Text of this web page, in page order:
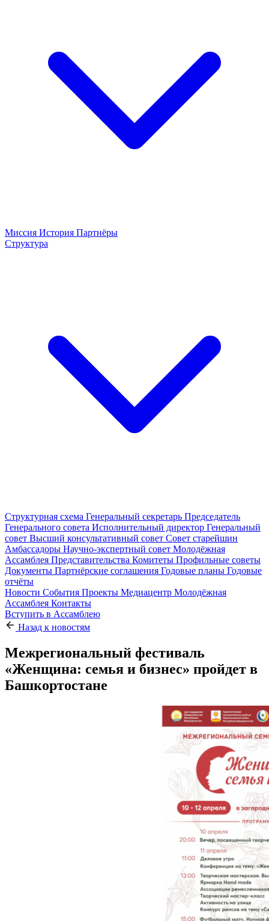
Миссия История Партнёры
Структура
Структурная схема Генеральный секретарь Председатель
Генерального совета Исполнительный директор Генеральный
совет Высший консультативный совет Совет старейшин
Амбассадоры Научно-экспертный совет Молодёжная
Ассамблея Представительства Комитеты Профильные советы
Документы Партнёрские соглашения Годовые планы Годовые
отчёты
Новости События Проекты Медиацентр Молодёжная
Ассамблея Контакты
Вступить в Ассамблею
Назад к новостям
Межрегиональный фестиваль
«Женщина: семья и бизнес» пройдет в
Башкортостане